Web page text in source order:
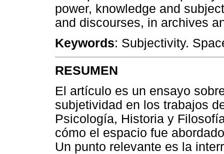
power, knowledge and
and discourses, in archives
Keywords: Subjectivity.
RESUMEN
El artículo es un ensayo
subjetividad en los trabajos
Psicología, Historia y
cómo el espacio fue
Un punto relevante es la